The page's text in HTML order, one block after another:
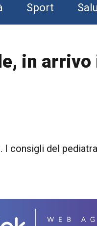
Sport
in arrivo
I consigli del pediatra